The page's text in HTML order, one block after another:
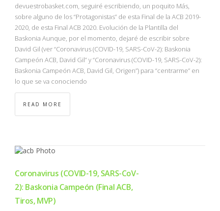
devuestrobasket.com, seguiré escribiendo, un poquito Más,
sobre alguno de los “Protagonistas” de esta Final de la ACB 2019-
2020, de esta Final ACB 2020. Evolución de la Plantilla del
Baskonia Aunque, por el momento, dejaré de escribir sobre
David Gil (ver “Coronavirus (COVID-19, SARS-CoV-2): Baskonia
Campeón ACB, David Gil” y “Coronavirus (COVID-19, SARS-CoV-2):
Baskonia Campeón ACB, David Gil, Origen”) para “centrarme” en
lo que se va conociendo
READ MORE
Coronavirus (COVID-19, SARS-CoV-
2): Baskonia Campeón (Final ACB,
Tiros, MVP)